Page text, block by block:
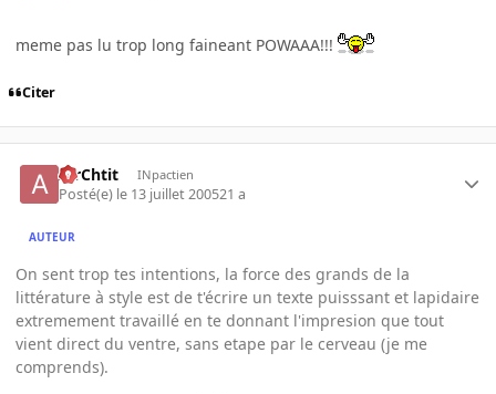
meme pas lu trop long faineant POWAAA!!!
Citer
AirChtit INpactien
Posté(e) le 13 juillet 200521 a
AUTEUR
On sent trop tes intentions, la force des grands de la
littérature à style est de t'écrire un texte puisssant et lapidaire
extremement travaillé en te donnant l'impresion que tout
vient direct du ventre, sans etape par le cerveau (je me
comprends).